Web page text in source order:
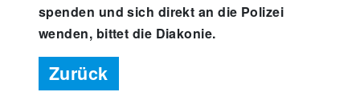
spenden und sich direkt an die Polizei
wenden, bittet die Diakonie.
Zurück